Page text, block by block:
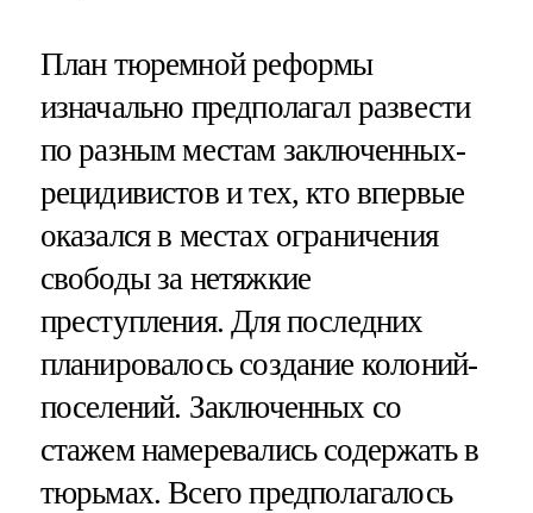
План тюремной реформы
изначально предполагал развести
по разным местам заключенных-
рецидивистов и тех, кто впервые
оказался в местах ограничения
свободы за нетяжкие
преступления. Для последних
планировалось создание колоний-
поселений. Заключенных со
стажем намеревались содержать в
тюрьмах. Всего предполагалось